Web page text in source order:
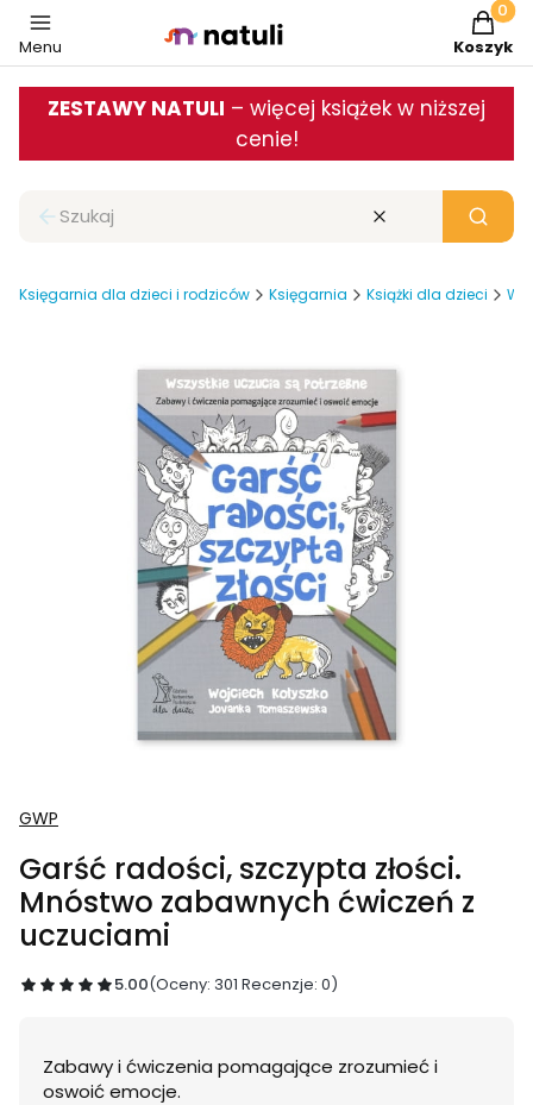
Menu Koszyk
ZESTAWY NATULI – więcej książek w niższej
cenie!
Zamknij wyszukiwarkę Wyczyść Szukaj
Księgarnia dla dzieci i rodziców Księgarnia Książki dla dzieci
GWP
Garść radości, szczypta złości.
Mnóstwo zabawnych ćwiczeń z
uczuciami
5.00(Oceny: 301 Recenzje: 0)
Zabawy i ćwiczenia pomagające zrozumieć i
oswoić emocje.